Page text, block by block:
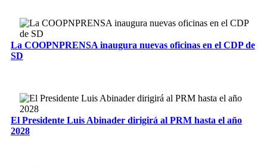
La COOPNPRENSA inaugura nuevas oficinas en el CDP de
SD
El Presidente Luis Abinader dirigirá al PRM hasta el año
2028